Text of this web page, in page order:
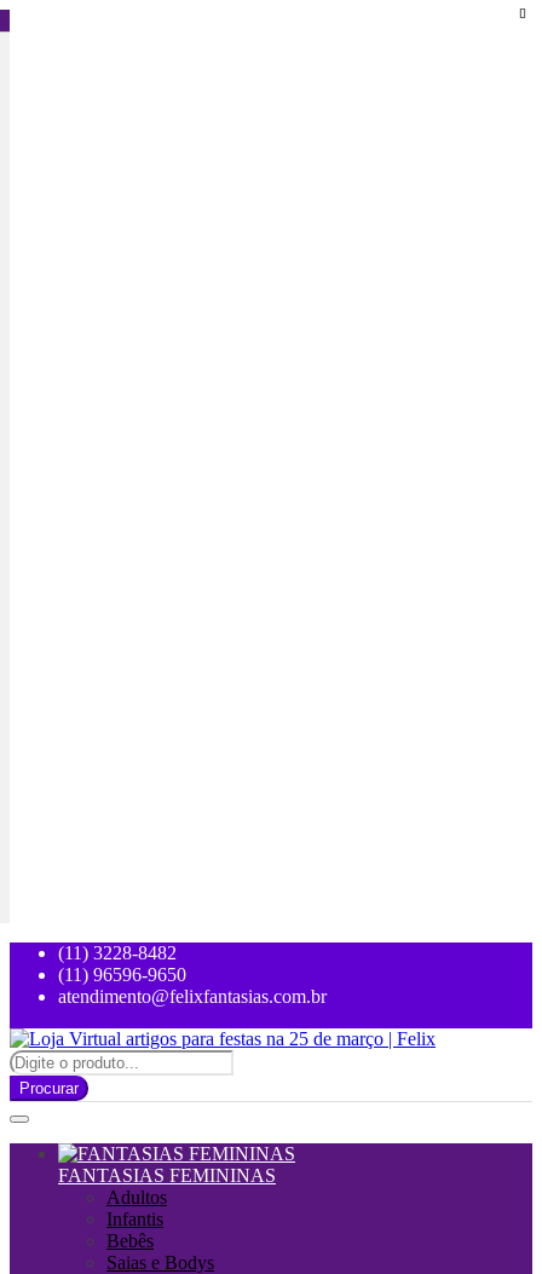
(11) 3228-8482
(11) 96596-9650
atendimento@felixfantasias.com.br
Procurar
FANTASIAS FEMININAS
Adultos
Infantis
Bebês
Saias e Bodys